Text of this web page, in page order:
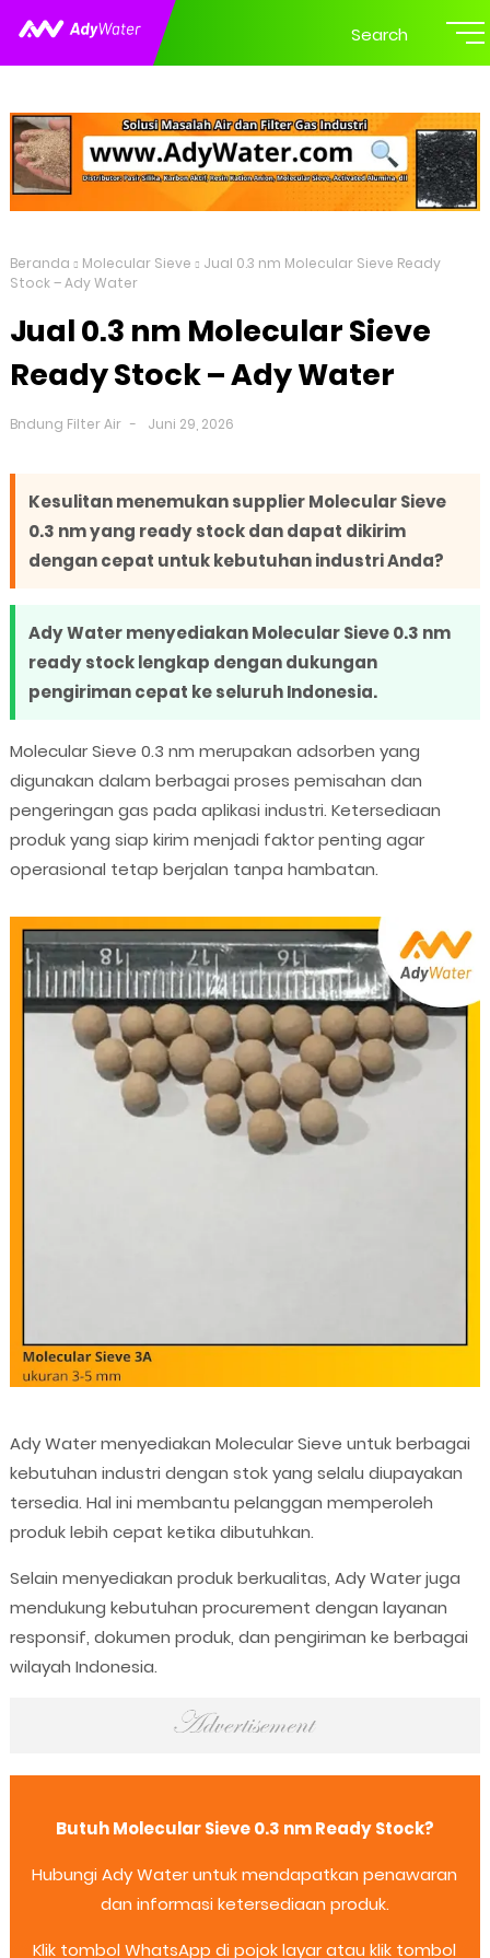
Search
Beranda Molecular Sieve
Jual 0.3 nm Molecular Sieve Ready
Stock – Ady Water
Jual 0.3 nm Molecular Sieve
Ready Stock – Ady Water
Bndung Filter Air Juni 29, 2026
Kesulitan menemukan supplier Molecular Sieve
0.3 nm yang ready stock dan dapat dikirim
dengan cepat untuk kebutuhan industri Anda?
Ady Water menyediakan Molecular Sieve 0.3 nm
ready stock lengkap dengan dukungan
pengiriman cepat ke seluruh Indonesia.
Molecular Sieve 0.3 nm merupakan adsorben yang
digunakan dalam berbagai proses pemisahan dan
pengeringan gas pada aplikasi industri. Ketersediaan
produk yang siap kirim menjadi faktor penting agar
operasional tetap berjalan tanpa hambatan.
Ady Water menyediakan Molecular Sieve untuk berbagai
kebutuhan industri dengan stok yang selalu diupayakan
tersedia. Hal ini membantu pelanggan memperoleh
produk lebih cepat ketika dibutuhkan.
Selain menyediakan produk berkualitas, Ady Water juga
mendukung kebutuhan procurement dengan layanan
responsif, dokumen produk, dan pengiriman ke berbagai
wilayah Indonesia.
Butuh Molecular Sieve 0.3 nm Ready Stock?
Hubungi Ady Water untuk mendapatkan penawaran
dan informasi ketersediaan produk.
Klik tombol WhatsApp di pojok layar atau klik tombol